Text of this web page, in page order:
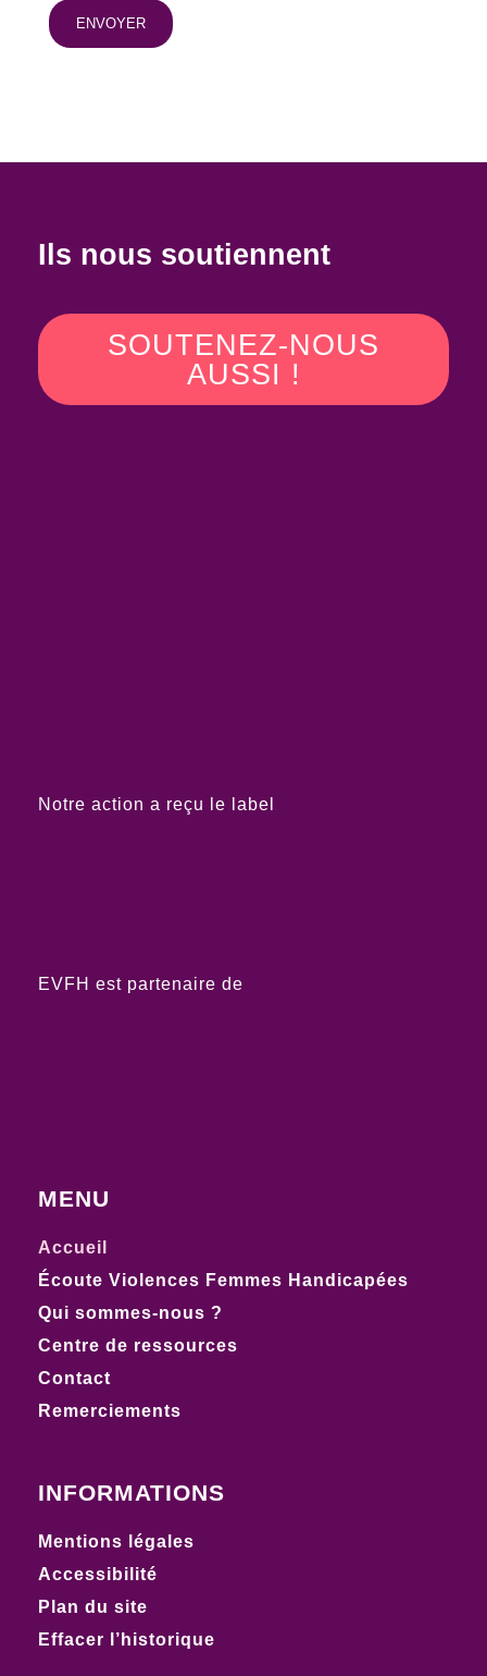
Ils nous soutiennent
SOUTENEZ-NOUS
AUSSI !
Notre action a reçu le label
EVFH est partenaire de
MENU
Accueil
Écoute Violences Femmes Handicapées
Qui sommes-nous ?
Centre de ressources
Contact
Remerciements
INFORMATIONS
Mentions légales
Accessibilité
Plan du site
Effacer l’historique